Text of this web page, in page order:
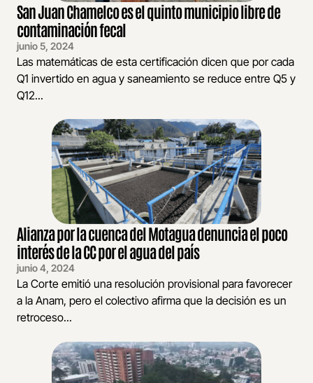
San Juan Chamelco es el quinto municipio libre de
contaminación fecal
junio 5, 2024
Las matemáticas de esta certificación dicen que por cada
Q1 invertido en agua y saneamiento se reduce entre Q5 y
Q12...
Alianza por la cuenca del Motagua denuncia el poco
interés de la CC por el agua del país
junio 4, 2024
La Corte emitió una resolución provisional para favorecer
a la Anam, pero el colectivo afirma que la decisión es un
retroceso...